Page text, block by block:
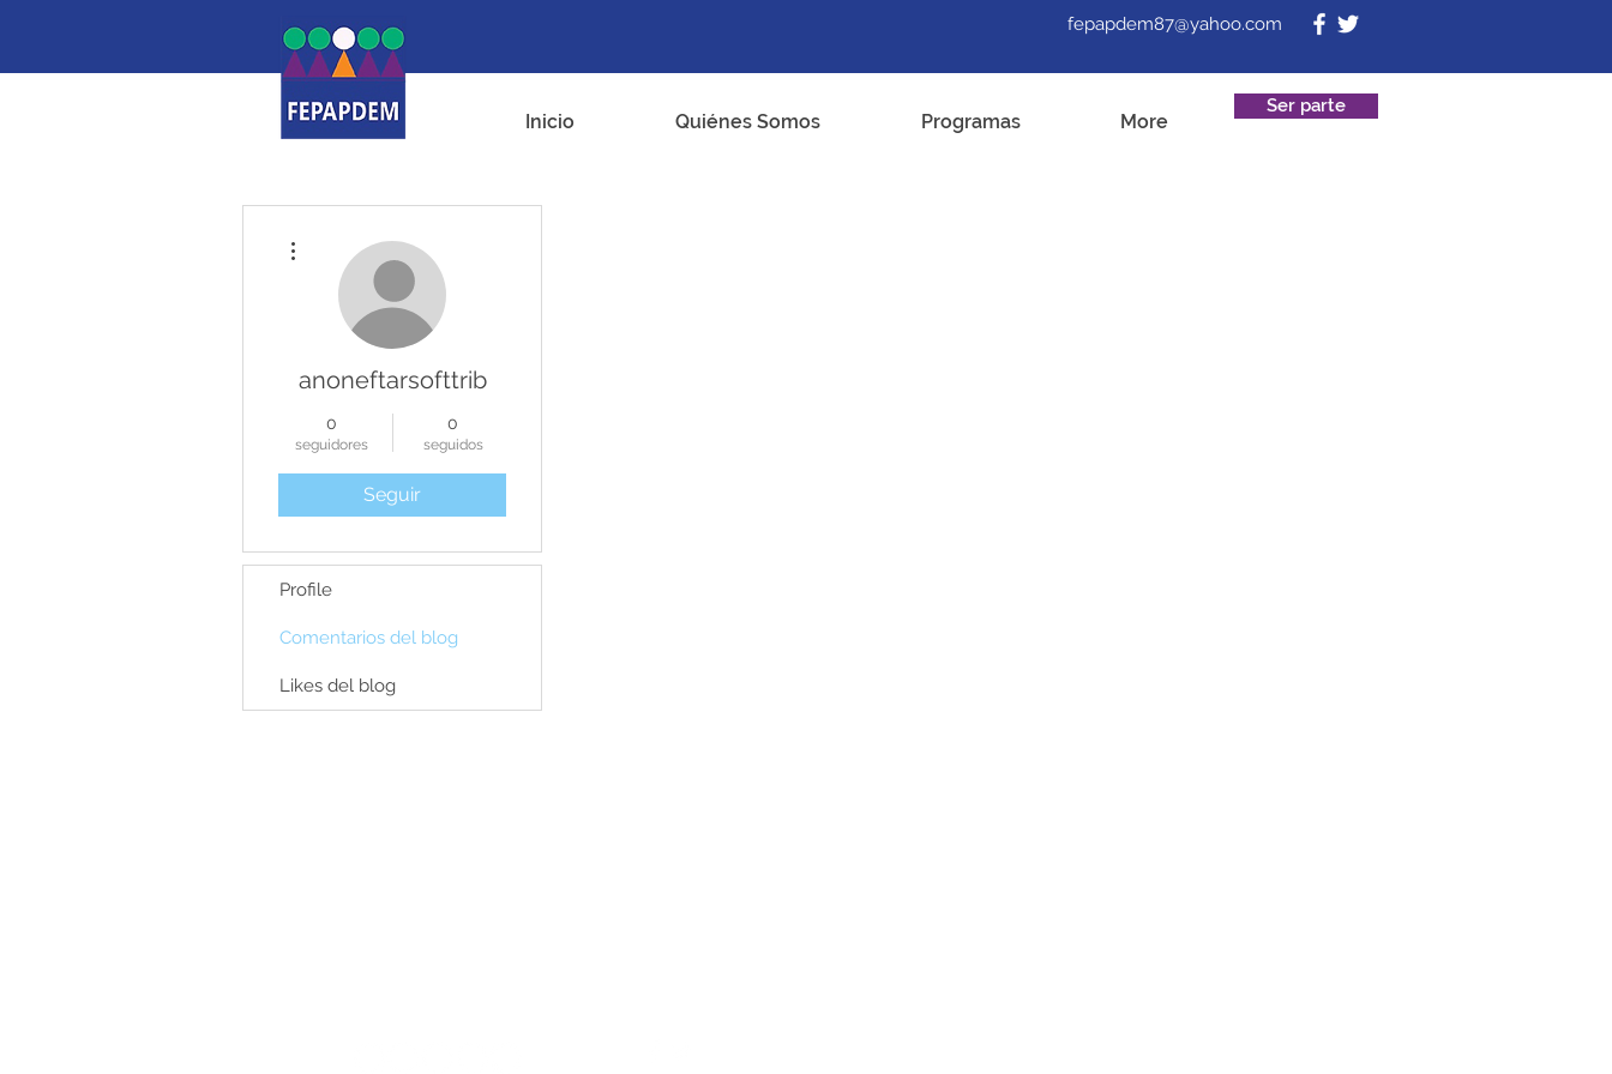
Inicio Quiénes Somos Programas More
Ser parte
fepapdem87@yahoo.com
anoneftarsofttrib
0
seguidores
0
seguidos
Seguir
Profile
Comentarios del blog
Likes del blog